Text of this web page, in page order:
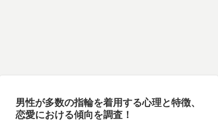
男性が多数の指輪を着用する心理と特徴、
恋愛における傾向を調査！